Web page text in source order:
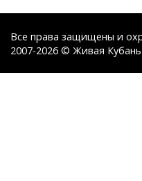
Все права защищены и
2007-2026 © Живая Кубань